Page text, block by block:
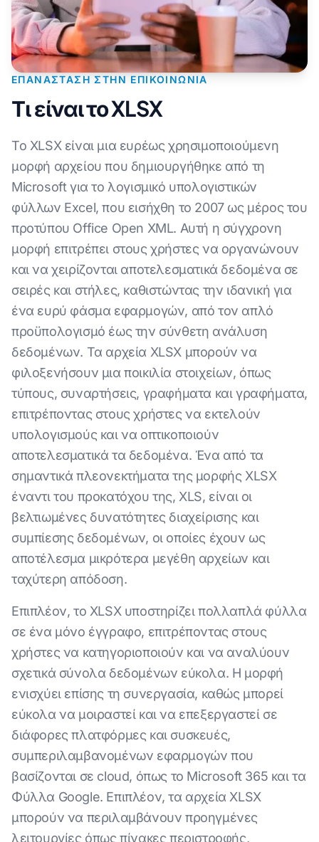
ΕΠΑΝΆΣΤΑΣΗ ΣΤΗΝ ΕΠΙΚΟΙΝΩΝΊΑ
Τι είναι το XLSX
Το XLSX είναι μια ευρέως χρησιμοποιούμενη
μορφή αρχείου που δημιουργήθηκε από τη
Microsoft για το λογισμικό υπολογιστικών
φύλλων Excel, που εισήχθη το 2007 ως μέρος του
προτύπου Office Open XML. Αυτή η σύγχρονη
μορφή επιτρέπει στους χρήστες να οργανώνουν
και να χειρίζονται αποτελεσματικά δεδομένα σε
σειρές και στήλες, καθιστώντας την ιδανική για
ένα ευρύ φάσμα εφαρμογών, από τον απλό
προϋπολογισμό έως την σύνθετη ανάλυση
δεδομένων. Τα αρχεία XLSX μπορούν να
φιλοξενήσουν μια ποικιλία στοιχείων, όπως
τύπους, συναρτήσεις, γραφήματα και γραφήματα,
επιτρέποντας στους χρήστες να εκτελούν
υπολογισμούς και να οπτικοποιούν
αποτελεσματικά τα δεδομένα. Ένα από τα
σημαντικά πλεονεκτήματα της μορφής XLSX
έναντι του προκατόχου της, XLS, είναι οι
βελτιωμένες δυνατότητες διαχείρισης και
συμπίεσης δεδομένων, οι οποίες έχουν ως
αποτέλεσμα μικρότερα μεγέθη αρχείων και
ταχύτερη απόδοση.
Επιπλέον, το XLSX υποστηρίζει πολλαπλά φύλλα
σε ένα μόνο έγγραφο, επιτρέποντας στους
χρήστες να κατηγοριοποιούν και να αναλύουν
σχετικά σύνολα δεδομένων εύκολα. Η μορφή
ενισχύει επίσης τη συνεργασία, καθώς μπορεί
εύκολα να μοιραστεί και να επεξεργαστεί σε
διάφορες πλατφόρμες και συσκευές,
συμπεριλαμβανομένων εφαρμογών που
βασίζονται σε cloud, όπως το Microsoft 365 και τα
Φύλλα Google. Επιπλέον, τα αρχεία XLSX
μπορούν να περιλαμβάνουν προηγμένες
λειτουργίες όπως πίνακες περιστροφής,